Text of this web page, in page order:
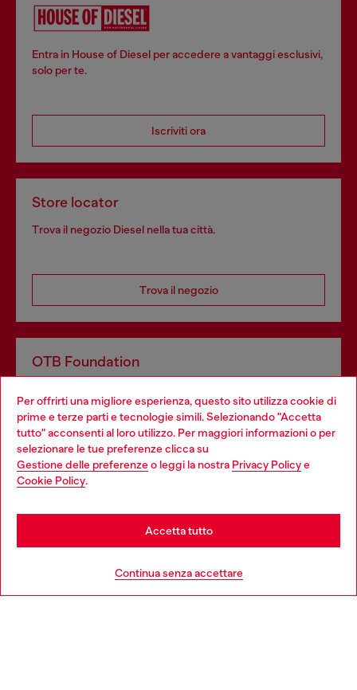
Per offrirti una migliore esperienza, questo sito utilizza cookie di
prime e terze parti e tecnologie simili. Selezionando "Accetta
tutto" acconsenti al loro utilizzo. Per maggiori informazioni o per
selezionare le tue preferenze clicca su
Gestione delle preferenzeo leggi la nostra Privacy Policye
Cookie Policy.
Continua senza accettare
Accetta tutto
Entra in House of Diesel per accedere a vantaggi esclusivi,
solo per te.
Iscriviti ora
Store locator
Trova il negozio Diesel nella tua città.
Trova il negozio
OTB Foundation
profit del gruppo OTB che sostiene progetti concreti per
giovani, donne, inclusione ed emergenze in tutto il mondo.
Choose your location
You are currently browsing Italia website, but it seems you may
be based in United States